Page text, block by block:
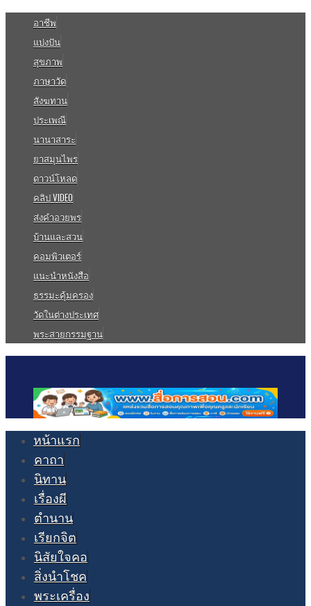
อาชีพ
แบ่งปัน
สุขภาพ
ภาษาวัด
สังฆทาน
ประเพณี
นานาสาระ
ยาสมุนไพร
ดาวน์โหลด
คลิป VIDEO
ส่งคำอวยพร
บ้านและสวน
คอมพิวเตอร์
แนะนำหนังสือ
ธรรมะคุ้มครอง
วัดในต่างประเทศ
พระสายกรรมฐาน
หน้าแรก
คาถา
นิทาน
เรื่องผี
ตำนาน
เรียกจิต
นิสัยใจคอ
สิ่งนำโชค
พระเครื่อง